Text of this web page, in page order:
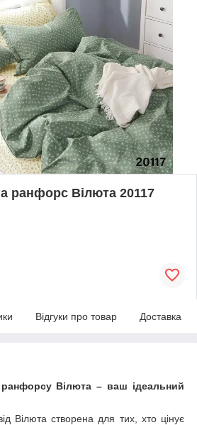
ранфорс Вілюта 20117
Відгуки про товар Доставка
ранфорсу Вілюта – ваш ідеальний
Вілюта створена для тих, хто цінує